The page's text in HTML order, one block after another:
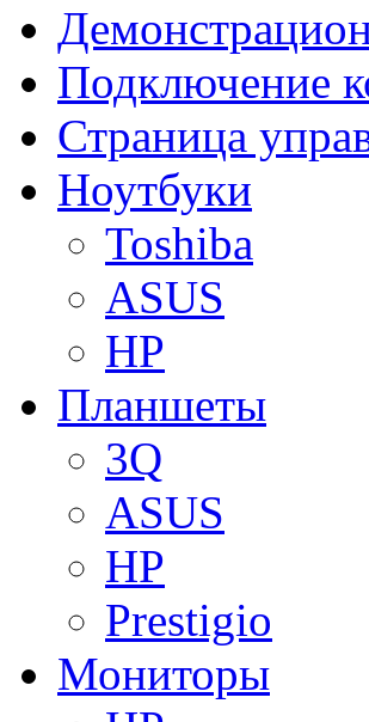
Подключение
Страница
Ноутбуки
Toshiba
ASUS
HP
Планшеты
3Q
ASUS
HP
Prestigio
Мониторы